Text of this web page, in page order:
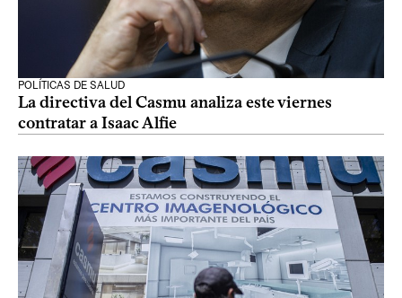
POLÍTICAS DE SALUD
La directiva del Casmu analiza este viernes
contratar a Isaac Alfie